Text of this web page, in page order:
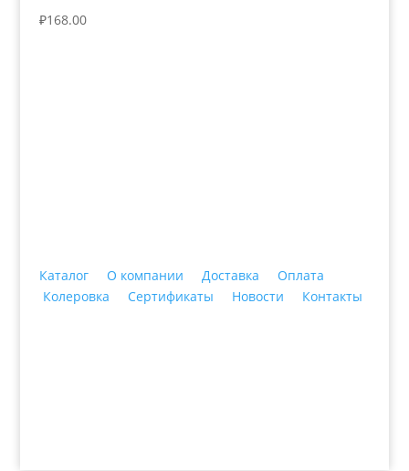
₽168.00
Каталог О компании Доставка
Оплата
Колеровка
Сертификаты Новости Контакты